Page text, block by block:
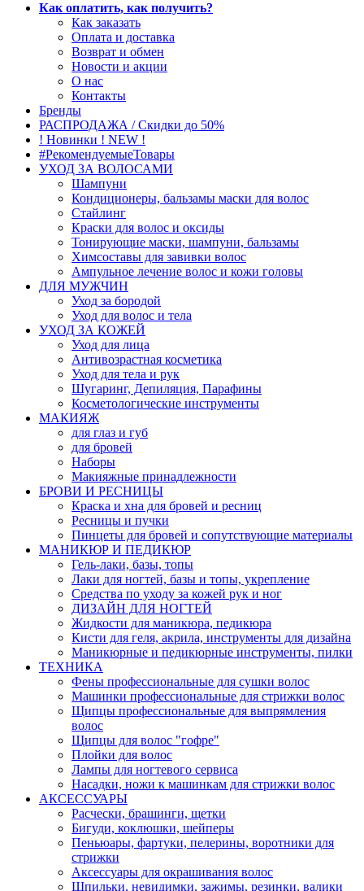
Как оплатить, как получить?
Как заказать
Оплата и доставка
Возврат и обмен
Новости и акции
О нас
Контакты
Бренды
РАСПРОДАЖА / Скидки до 50%
! Новинки ! NEW !
#РекомендуемыеТовары
УХОД ЗА ВОЛОСАМИ
Шампуни
Кондиционеры, бальзамы маски для волос
Стайлинг
Краски для волос и оксиды
Тонирующие маски, шампуни, бальзамы
Химсоставы для завивки волос
Ампульное лечение волос и кожи головы
ДЛЯ МУЖЧИН
Уход за бородой
Уход для волос и тела
УХОД ЗА КОЖЕЙ
Уход для лица
Антивозрастная косметика
Уход для тела и рук
Шугаринг, Депиляция, Парафины
Косметологические инструменты
МАКИЯЖ
для глаз и губ
для бровей
Наборы
Макияжные принадлежности
БРОВИ И РЕСНИЦЫ
Краска и хна для бровей и ресниц
Ресницы и пучки
Пинцеты для бровей и сопутствующие материалы
МАНИКЮР И ПЕДИКЮР
Гель-лаки, базы, топы
Лаки для ногтей, базы и топы, укрепление
Средства по уходу за кожей рук и ног
ДИЗАЙН ДЛЯ НОГТЕЙ
Жидкости для маникюра, педикюра
Кисти для геля, акрила, инструменты для дизайна
Маникюрные и педикюрные инструменты, пилки
ТЕХНИКА
Фены профессиональные для сушки волос
Машинки профессиональные для стрижки волос
Щипцы профессиональные для выпрямления
волос
Щипцы для волос "гофре"
Плойки для волос
Лампы для ногтевого сервиса
Насадки, ножи к машинкам для стрижки волос
АКСЕССУАРЫ
Расчески, брашинги, щетки
Бигуди, коклюшки, шейперы
Пеньюары, фартуки, пелерины, воротники для
стрижки
Аксессуары для окрашивания волос
Шпильки, невидимки, зажимы, резинки, валики